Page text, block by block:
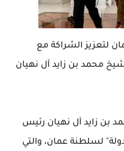
لتعزيز الشراكة مع
محمد بن زايد آل نهيان
بن زايد آل نهيان رئيس
دولة" لسلطنة عمان، والتي